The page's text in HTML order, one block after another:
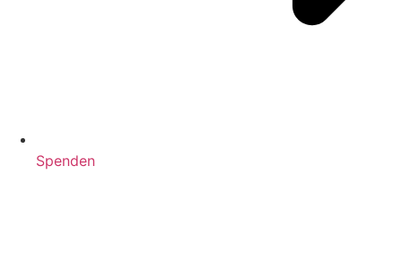
Spenden